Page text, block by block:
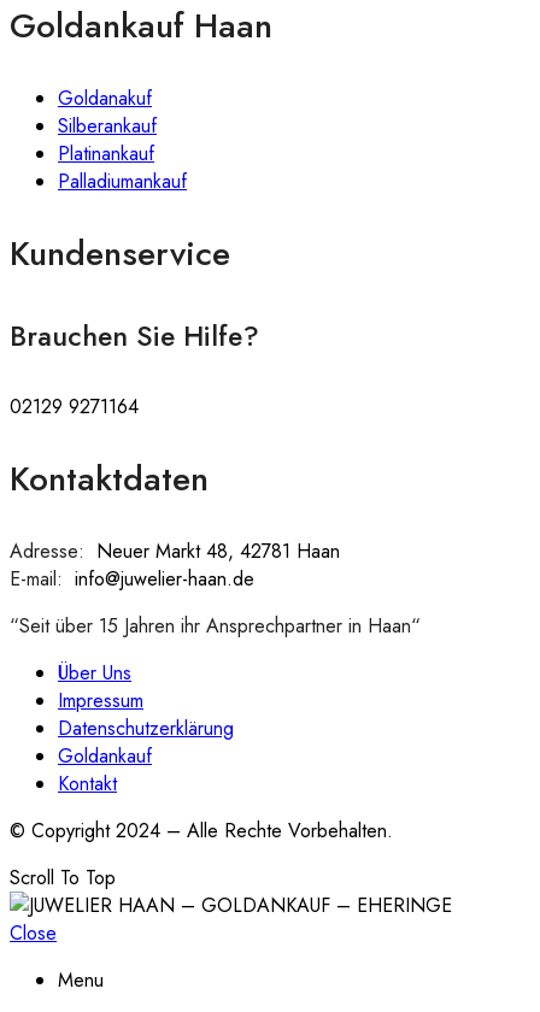
Goldankauf Haan
Goldanakuf
Silberankauf
Platinankauf
Palladiumankauf
Kundenservice
Brauchen Sie Hilfe?
02129 9271164
Kontaktdaten
Adresse: Neuer Markt 48, 42781 Haan
E-mail: info@juwelier-haan.de
“Seit über 15 Jahren ihr Ansprechpartner in Haan“
Über Uns
Impressum
Datenschutzerklärung
Goldankauf
Kontakt
© Copyright 2024 – Alle Rechte Vorbehalten.
Scroll To Top
Close
Menu